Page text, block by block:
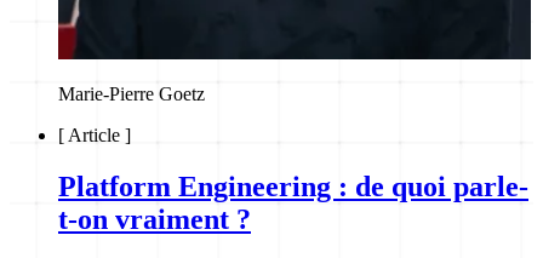
Marie-Pierre Goetz
[ Article ]
Platform Engineering : de quoi parle-
t-on vraiment ?